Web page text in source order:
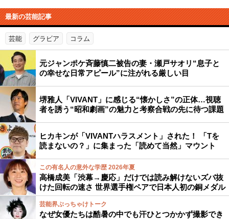
最新の芸能記事
芸能 グラビア コラム
元ジャンポケ斉藤慎二被告の妻・瀬戸サオリ“息子と
の幸せな日常アピール”に注がれる厳しい目
堺雅人「VIVANT」に感じる“懐かしさ”の正体…視聴
者を誘う“昭和劇画”の魅力と考察合戦の先に待つ課題
ヒカキンが「VIVANTハラスメント」された！ 「Tを
読まないの？」に集まった「読めて当然」マウント
この有名人の意外な学歴 2026年夏
高橋成美「渋幕→慶応」だけでは読み解けないズバ抜
けた回転の速さ 世界選手権ペアで日本人初の銅メダル
芸能界ぶっちゃけトーク
なぜ女優たちは酷暑の中でも汗ひとつかかず撮影でき